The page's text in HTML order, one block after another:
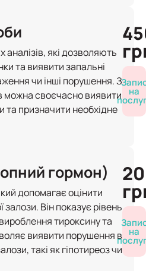
аналізів, які дозволяють
та виявити запальні
чи інші порушення. З
можна своєчасно виявити
та призначити необхідне
на
гормон)
допомагає оцінити
Він показує рівень
тироксину та
виявити порушення в
такі як гіпотиреоз чи
на